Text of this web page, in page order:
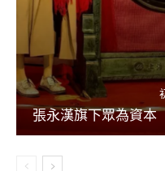
張永漢旗下眾為資